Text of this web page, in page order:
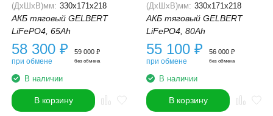
(ДхШхВ)мм: 330x171x218
АКБ тяговый GELBERT
LiFePO4, 65Ah
58 300 ₽
при обмене
59 000 ₽
без обмена
В наличии
В корзину
(ДхШхВ)мм: 330x171x218
АКБ тяговый GELBERT
LiFePO4, 80Ah
55 100 ₽
при обмене
56 000 ₽
без обмена
В наличии
В корзину